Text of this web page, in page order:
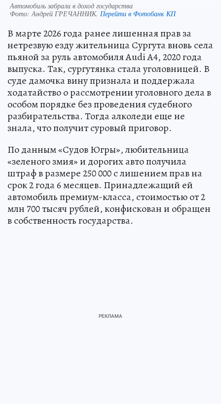
Автомобиль забрали в доход государства
Фото: Андрей ГРЕЧАННИК. Перейти в Фотобанк КП
В марте 2026 года ранее лишенная прав за
нетрезвую езду жительница Сургута вновь села
пьяной за руль автомобиля Audi A4, 2020 года
выпуска. Так, сургутянка стала уголовницей. В
суде дамочка вину признала и поддержала
ходатайство о рассмотрении уголовного дела в
особом порядке без проведения судебного
разбирательства. Тогда алколеди еще не
знала, что получит суровый приговор.
По данным «Судов Югры», любительница
«зеленого змия» и дорогих авто получила
штраф в размере 250 000 с лишением прав на
срок 2 года 6 месяцев. Принадлежащий ей
автомобиль премиум-класса, стоимостью от 2
млн 700 тысяч рублей, конфискован и обращен
в собственность государства.